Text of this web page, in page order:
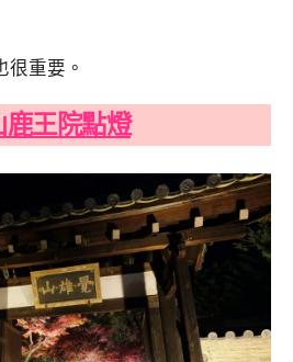
重要。
鹿王院點燈